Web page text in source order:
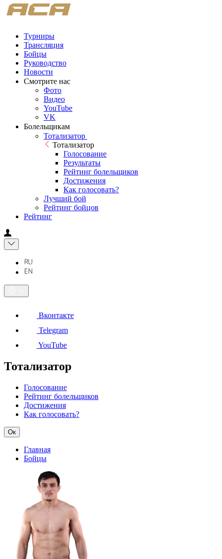
Турниры
Трансляция
Бойцы
Руководство
Новости
Смотрите нас
Фото
Видео
YouTube
VK
Болельщикам
Тотализатор
Тотализатор
Голосование
Результаты
Рейтинг болельщиков
Достижения
Как голосовать?
Лучший бой
Рейтинг бойцов
Рейтинг
Вконтакте
Telegram
YouTube
Тотализатор
Голосование
Рейтинг болельщиков
Достижения
Как голосовать?
Ок
Главная
Бойцы